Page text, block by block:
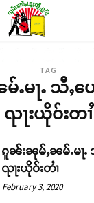
TAG
မႃႉ သီႇပေ
ၺႃးယိုဝ်းတၢႆ
ၵူၼ်းၼုမ်ႇၼမ်ႉမႃႉ
ၺႃးယိုဝ်းတၢႆ
February 3, 2020